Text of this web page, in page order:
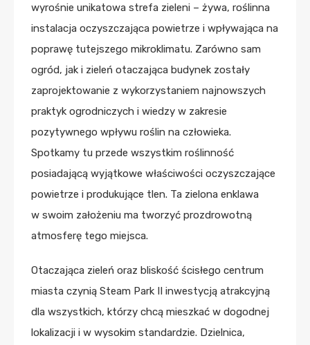
wyrośnie unikatowa strefa zieleni – żywa, roślinna
instalacja oczyszczająca powietrze i wpływająca na
poprawę tutejszego mikroklimatu. Zarówno sam
ogród, jak i zieleń otaczająca budynek zostały
zaprojektowanie z wykorzystaniem najnowszych
praktyk ogrodniczych i wiedzy w zakresie
pozytywnego wpływu roślin na człowieka.
Spotkamy tu przede wszystkim roślinność
posiadającą wyjątkowe właściwości oczyszczające
powietrze i produkujące tlen. Ta zielona enklawa
w swoim założeniu ma tworzyć prozdrowotną
atmosferę tego miejsca.
Otaczająca zieleń oraz bliskość ścisłego centrum
miasta czynią Steam Park II inwestycją atrakcyjną
dla wszystkich, którzy chcą mieszkać w dogodnej
lokalizacji i w wysokim standardzie. Dzielnica,